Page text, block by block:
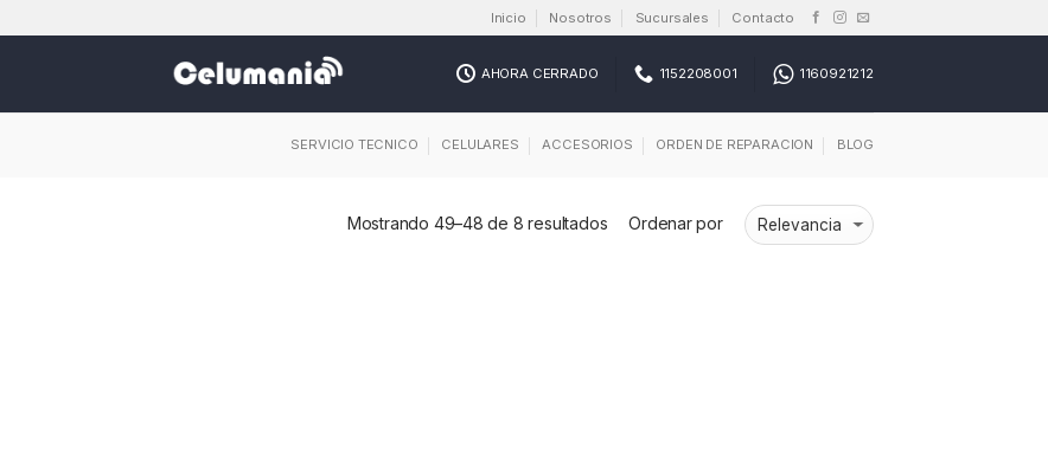
Inicio Nosotros Sucursales Contacto
AHORA CERRADO 1152208001 1160921212
SERVICIO TECNICO CELULARES ACCESORIOS ORDEN DE REPARACION BLOG
Mostrando 49–48 de 8 resultados Ordenar por